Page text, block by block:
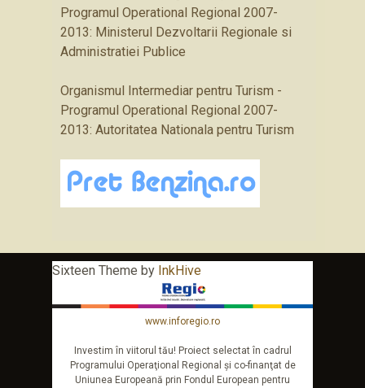
Programul Operational Regional 2007-
2013: Ministerul Dezvoltarii Regionale si
Administratiei Publice
Organismul Intermediar pentru Turism -
Programul Operational Regional 2007-
2013: Autoritatea Nationala pentru Turism
Sixteen Theme by InkHive
www.inforegio.ro
Investim în viitorul tău! Proiect selectat în cadrul
Programului Operaţional Regional şi co-finanţat de
Uniunea Europeană prin Fondul European pentru